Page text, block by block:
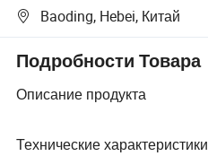
Baoding, Hebei, Китай
Подробности Товара
Описание продукта
Технические характеристики